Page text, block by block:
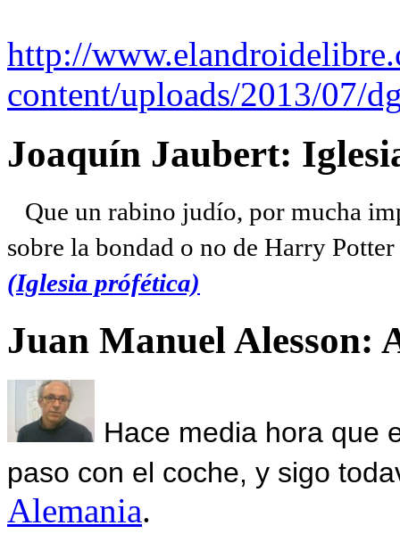
http://
content/uploads/2013/07/
Joaquín Jaubert:
Que un rabino judío, por mucha
sobre la bondad o no de Harry
(Iglesia prófética)
Juan Manuel Alesson:
Hace media hora que
paso con el coche, y sigo
Alemania.